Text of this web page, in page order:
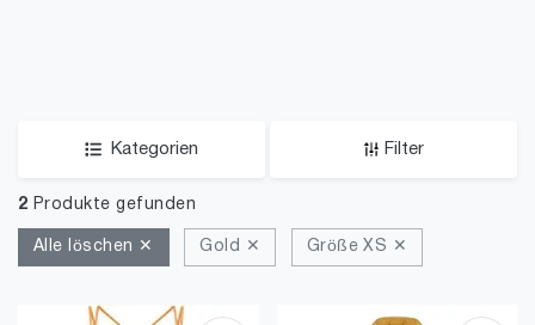
Kategorien Filter
2 Produkte gefunden
Alle löschen ✕ Gold ✕ Größe XS ✕